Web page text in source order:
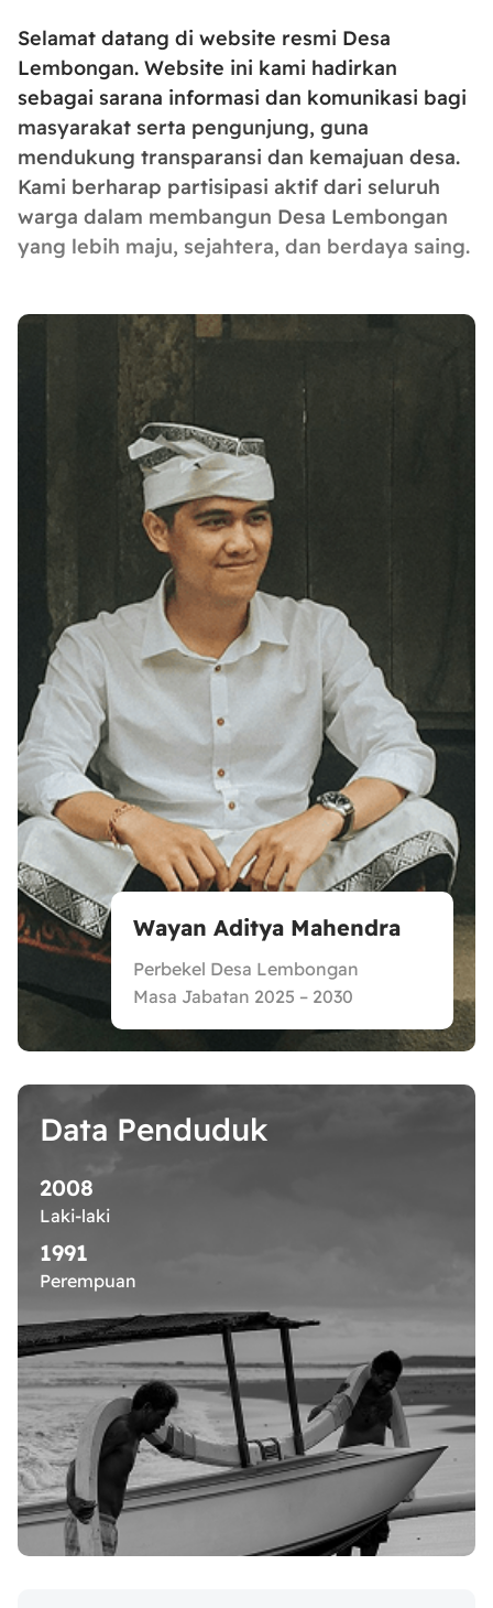
Selamat datang di website resmi Desa
Lembongan. Website ini kami hadirkan
sebagai sarana informasi dan komunikasi bagi
masyarakat serta pengunjung, guna
mendukung transparansi dan kemajuan desa.
Kami berharap partisipasi aktif dari seluruh
warga dalam membangun Desa Lembongan
yang lebih maju, sejahtera, dan berdaya saing.
Wayan Aditya Mahendra
Perbekel Desa Lembongan
Masa Jabatan 2025 – 2030
Data Penduduk
2008
Laki-laki
1991
Perempuan